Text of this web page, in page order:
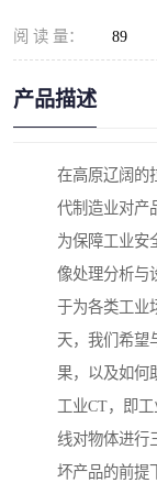
阅 读 量： 89
产品描述
在高原辽阔的
代制造业对产
为保障工业安
像处理分析与
于为各类工业
天，我们希望
果，以及如何
工业CT，即
线对物体进行
坏产品的前提